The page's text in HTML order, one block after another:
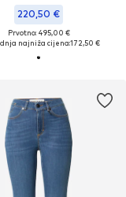
220,50 €
Prvotno: 495,00 €
najniža cijena:172,50 €